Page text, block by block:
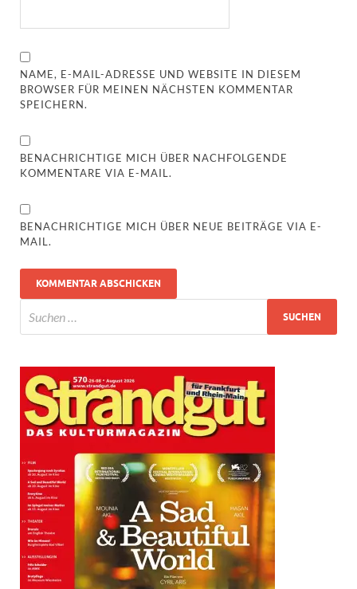
NAME, E-MAIL-ADRESSE UND WEBSITE IN DIESEM
BROWSER FÜR MEINEN NÄCHSTEN KOMMENTAR
SPEICHERN.
BENACHRICHTIGE MICH ÜBER NACHFOLGENDE
KOMMENTARE VIA E-MAIL.
BENACHRICHTIGE MICH ÜBER NEUE BEITRÄGE VIA E-
MAIL.